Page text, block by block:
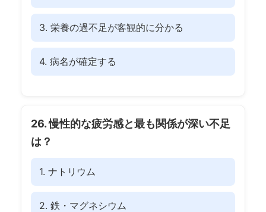
3. 栄養の過不足が客観的に分かる
4. 病名が確定する
26. 慢性的な疲労感と最も関係が深い不足
は？
1. ナトリウム
2. 鉄・マグネシウム